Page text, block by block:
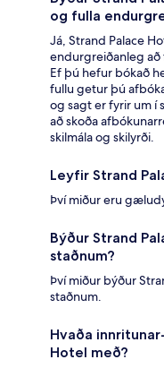
og fulla
Já, Strand Palace
endurgreiðanleg að
Ef þú hefur bókað
fullu getur þú
og sagt er fyrir um í
að skoða
skilmála og skilyrði.
Leyfir Strand
Því miður eru
Býður Strand
staðnum?
Því miður býður
staðnum.
Hvaða
Hotel með?